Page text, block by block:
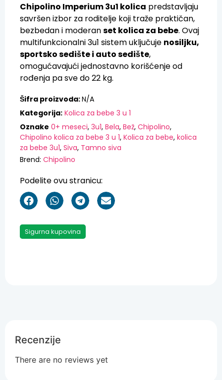
Chipolino Imperium 3u1 kolica predstavljaju
savršen izbor za roditelje koji traže praktičan,
bezbedan i moderanset kolica za bebe. Ovaj
multifunkcionalni 3u1 sistem uključuje nosiljku,
sportsko sedište i auto sedište,
omogućavajući jednostavno korišćenje od
rođenja pa sve do 22 kg.
Šifra proizvoda:N/A
Kategorija: Kolica za bebe 3 u 1
Oznake 0+ meseci, 3u1, Bela, Bež, Chipolino,
Chipolino kolica za bebe 3 u 1, Kolica za bebe, kolica
za bebe 3u1, Siva, Tamno siva
Brend: Chipolino
Podelite ovu stranicu:
Sigurna kupovina
Recenzije
There are no reviews yet